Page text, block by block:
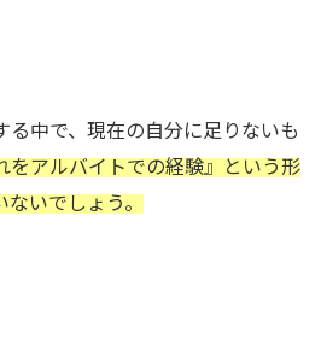
る中で、現在の自分に足りないも
をアルバイトでの経験』という形
いでしょう。